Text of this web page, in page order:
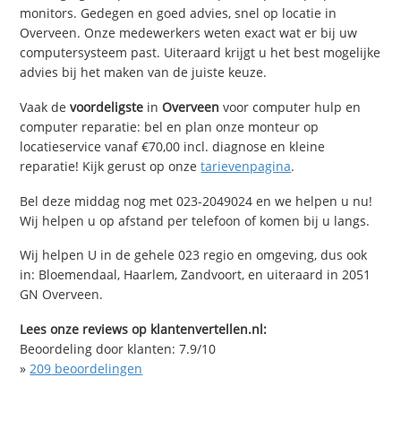
monitors. Gedegen en goed advies, snel op locatie in
Overveen. Onze medewerkers weten exact wat er bij uw
computersysteem past. Uiteraard krijgt u het best mogelijke
advies bij het maken van de juiste keuze.
Vaak devoordeligste inOverveen voor computer hulp en
computer reparatie: bel en plan onze monteur op
locatieservice vanaf €70,00 incl. diagnose en kleine
reparatie! Kijk gerust op onzetarievenpagina.
Bel deze middag nog met 023-2049024 en we helpen u nu!
Wij helpen u op afstand per telefoon of komen bij u langs.
Wij helpen U in de gehele 023 regio en omgeving, dus ook
in: Bloemendaal, Haarlem, Zandvoort, en uiteraard in 2051
GN Overveen.
Lees onze reviews op klantenvertellen.nl:
Beoordeling door klanten:7.9/10
»209 beoordelingen